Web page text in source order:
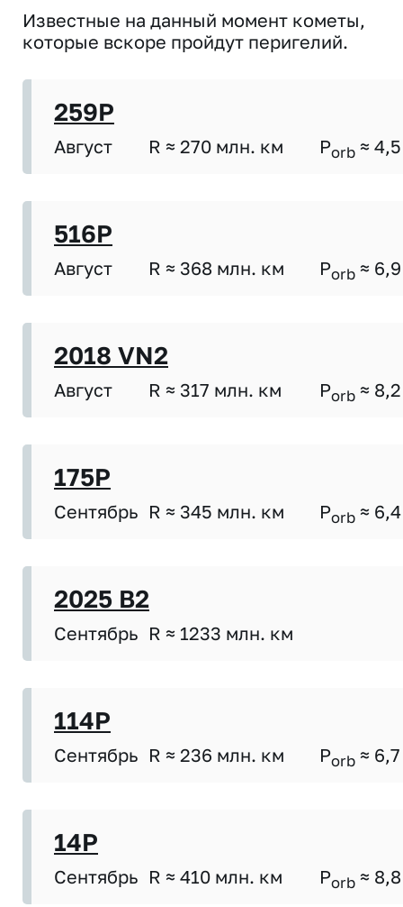
Известные на данный момент кометы,
которые вскоре пройдут перигелий.
259P
Август R ≈ 270 млн. км Porb ≈ 4,5
516P
Август R ≈ 368 млн. км Porb ≈ 6,9
2018 VN2
Август R ≈ 317 млн. км Porb ≈ 8,2
175P
Сентябрь R ≈ 345 млн. км Porb ≈ 6,4
2025 B2
Сентябрь R ≈ 1233 млн. км
114P
Сентябрь R ≈ 236 млн. км Porb ≈ 6,7
14P
Сентябрь R ≈ 410 млн. км Porb ≈ 8,8